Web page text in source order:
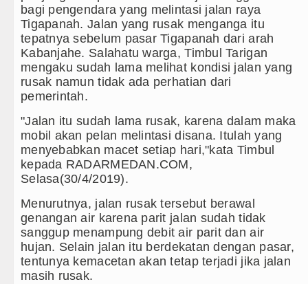
Kapolda Sumut Rombak Puluhan
Wabup Deli Serdang Lantik 25
Ketua GRIB Jaya Labuhanbatu
Rico Waas : Kemerdekaan Harus
Kurang dari 6 Jam, Polsek Kotarih
Manchester City vs Atletico Madrid
Serapan Anggaran Terendah,
bagi pengendara yang melintasi jalan raya
Tigapanah. Jalan yang rusak menganga itu
tepatnya sebelum pasar Tigapanah dari arah
Kabanjahe. Salahatu warga, Timbul Tarigan
mengaku sudah lama melihat kondisi jalan yang
rusak namun tidak ada perhatian dari
pemerintah.
"Jalan itu sudah lama rusak, karena dalam maka
mobil akan pelan melintasi disana. Itulah yang
menyebabkan macet setiap hari,"kata Timbul
kepada RADARMEDAN.COM,
Selasa(30/4/2019).
Menurutnya, jalan rusak tersebut berawal
genangan air karena parit jalan sudah tidak
sanggup menampung debit air parit dan air
hujan. Selain jalan itu berdekatan dengan pasar,
tentunya kemacetan akan tetap terjadi jika jalan
masih rusak.